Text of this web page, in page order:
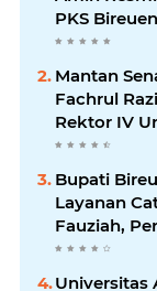
PKS Bireuen
Mantan
Fachrul
Rektor IV
Kartamulia
Bupati
Layanan
Fauziah,
Pelayanan
RSUD se-
Universitas